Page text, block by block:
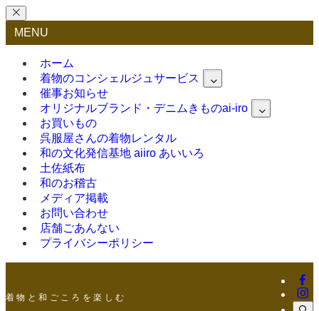
MENU
ホーム
着物のコンシェルジュサービス
催事お知らせ
オリジナルブランド・デニムきものai-iro
お買いもの
呉服屋さんの着物レンタル
和の文化発信基地 aiiro あいいろ
土佐紙布
和のお稽古
メディア掲載
お問い合わせ
店舗ごあんない
プライバシーポリシー
着 物 と 和 ご こ ろ を 楽 し む